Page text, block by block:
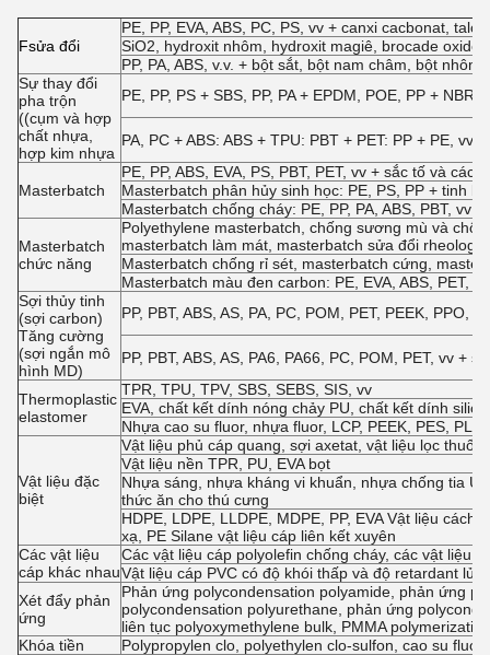
Fsửa đổi
PE, PP, EVA, ABS, PC, PS, vv + canxi cacbonat,
SiO2, hydroxit nhôm, hydroxit magiê, brocade oxide,
PP, PA, ABS, v.v. + bột sắt, bột nam châm, bột
Sự thay đổi
pha trộn
((cụm và hợp
chất nhựa,
hợp kim nhựa
PE, PP, PS + SBS, PP, PA + EPDM, POE, PP + NBR,
PA, PC + ABS: ABS + TPU: PBT + PET: PP + PE, vv
Masterbatch
PE, PP, ABS, EVA, PS, PBT, PET, vv + sắc tố và các
Masterbatch phân hủy sinh học: PE, PS, PP + tinh
Masterbatch chống cháy: PE, PP, PA, ABS, PBT, vv
Masterbatch
chức năng
Polyethylene masterbatch, chống sương mù và
masterbatch làm mát, masterbatch sửa đổi rheology
Masterbatch chống rỉ sét, masterbatch cứng,
Masterbatch màu đen carbon: PE, EVA, ABS, PET,
Sợi thủy tinh
(sợi carbon)
Tăng cường
(sợi ngắn mô
hình MD)
PP, PBT, ABS, AS, PA, PC, POM, PET, PEEK,
PP, PBT, ABS, AS, PA6, PA66, PC, POM, PET, vv +
Thermoplastic
elastomer
TPR, TPU, TPV, SBS, SEBS, SIS, vv
EVA, chất kết dính nóng chảy PU, chất kết dính
Nhựa cao su fluor, nhựa fluor, LCP, PEEK, PES, PL,
Vật liệu đặc
biệt
Vật liệu phủ cáp quang, sợi axetat, vật liệu lọc thuốc
Vật liệu nền TPR, PU, EVA bọt
Nhựa sáng, nhựa kháng vi khuẩn, nhựa chống tia
thức ăn cho thú cưng
HDPE, LDPE, LLDPE, MDPE, PP, EVA Vật liệu
xạ, PE Silane vật liệu cáp liên kết xuyên
Các vật liệu
cáp khác nhau
Các vật liệu cáp polyolefin chống cháy, các vật liệu
Vật liệu cáp PVC có độ khói thấp và độ retardant lửa
Xét đẩy phản
ứng
Phản ứng polycondensation polyamide, phản ứng
polycondensation polyurethane, phản ứng
liên tục polyoxymethylene bulk, PMMA polymerization
Khóa tiền
Polypropylen clo, polyethylen clo-sulfon, cao su